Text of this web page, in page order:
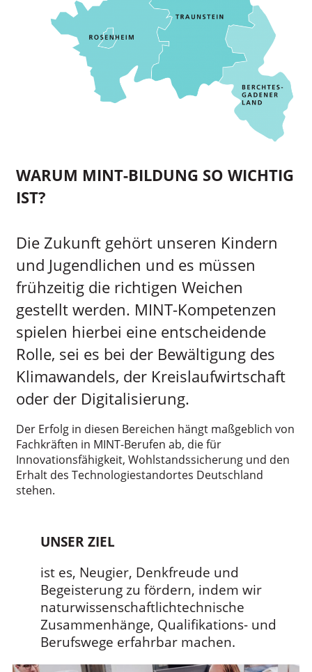
WARUM MINT-BILDUNG SO WICHTIG
IST?
Die Zukunft gehört unseren Kindern
und Jugendlichen und es müssen
frühzeitig die richtigen Weichen
gestellt werden. MINT-Kompetenzen
spielen hierbei eine entscheidende
Rolle, sei es bei der Bewältigung des
Klimawandels, der Kreislaufwirtschaft
oder der Digitalisierung.
Der Erfolg in diesen Bereichen hängt maßgeblich von
Fachkräften in MINT-Berufen ab, die für
Innovationsfähigkeit, Wohlstandssicherung und den
Erhalt des Technologiestandortes Deutschland
stehen.
UNSER ZIEL
ist es, Neugier, Denkfreude und
Begeisterung zu fördern, indem wir
naturwissenschaftlichtechnische
Zusammenhänge, Qualifikations- und
Berufswege erfahrbar machen.